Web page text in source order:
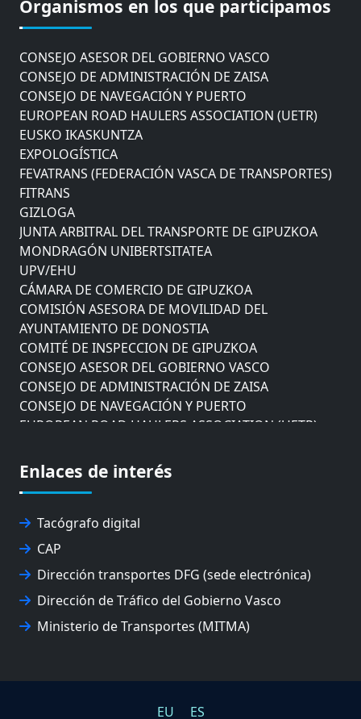
Organismos en los que participamos
AYUNTAMIENTO DE DONOSTIA
COMITÉ DE INSPECCION DE GIPUZKOA
CONSEJO ASESOR DEL GOBIERNO VASCO
CONSEJO DE ADMINISTRACIÓN DE ZAISA
CONSEJO DE NAVEGACIÓN Y PUERTO
EUROPEAN ROAD HAULERS ASSOCIATION (UETR)
EUSKO IKASKUNTZA
EXPOLOGÍSTICA
FEVATRANS (FEDERACIÓN VASCA DE TRANSPORTES)
FITRANS
GIZLOGA
JUNTA ARBITRAL DEL TRANSPORTE DE GIPUZKOA
MONDRAGÓN UNIBERTSITATEA
UPV/EHU
CÁMARA DE COMERCIO DE GIPUZKOA
COMISIÓN ASESORA DE MOVILIDAD DEL
AYUNTAMIENTO DE DONOSTIA
COMITÉ DE INSPECCION DE GIPUZKOA
CONSEJO ASESOR DEL GOBIERNO VASCO
CONSEJO DE ADMINISTRACIÓN DE ZAISA
CONSEJO DE NAVEGACIÓN Y PUERTO
EUROPEAN ROAD HAULERS ASSOCIATION (UETR)
FEVATRANS (FEDERACIÓN VASCA DE TRANSPORTES)
FITRANS
GIZLOGA
JUNTA ARBITRAL DEL TRANSPORTE DE GIPUZKOA
MONDRAGÓN UNIBERTSITATEA
UPV/EHU
Enlaces de interés
Tacógrafo digital
CAP
Dirección transportes DFG (sede electrónica)
Dirección de Tráfico del Gobierno Vasco
Ministerio de Transportes (MITMA)
EU ES